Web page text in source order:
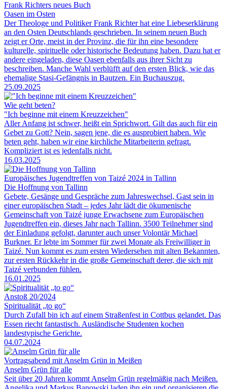
Frank Richters neues Buch
Oasen im Osten
Der Theologe und Politiker Frank Richter hat eine Liebeserklärung
an den Osten Deutschlands geschrieben. In seinem neuen Buch
zeigt er Orte, meist in der Provinz, die für ihn eine besondere
kulturelle, spirituelle oder historische Bedeutung haben. Dazu hat er
andere eingeladen, diese Oasen ebenfalls aus ihrer Sicht zu
beschreiben. Manche Wahl verblüfft auf den ersten Blick, wie das
ehemalige Stasi-Gefängnis in Bautzen. Ein Buchauszug.
25.09.2025
Wie geht beten?
"Ich beginne mit einem Kreuzzeichen"
Aller Anfang ist schwer, heißt ein Sprichwort. Gilt das auch für ein
Gebet zu Gott? Nein, sagen jene, die es ausprobiert haben. Wie
beten geht, haben wir eine kirchliche Mitarbeiterin gefragt.
Kompliziert ist es jedenfalls nicht.
16.03.2025
Europäisches Jugendtreffen von Taizé 2024 in Tallinn
Die Hoffnung von Tallinn
Gebete, Gesänge und Gespräche zum Jahreswechsel, Gast sein in
einer europäischen Stadt – jedes Jahr lädt die ökumenische
Gemeinschaft von Taizé junge Erwachsene zum Europäischen
Jugendtreffen ein, dieses Jahr nach Tallinn. 3500 Teilnehmer sind
der Einladung gefolgt, darunter auch unser Volontär Michael
Burkner. Er lebte im Sommer für zwei Monate als Freiwilliger in
Taizé. Nun kommt es zum ersten Wiedersehen mit alten Bekannten,
zur ersten Rückkehr in die große Gemeinschaft derer, die sich mit
Taizé verbunden fühlen.
16.01.2025
Anstoß 20/2024
Spiritualität „to go“
Durch Zufall bin ich auf einem Straßenfest in Cottbus gelandet. Das
Essen riecht fantastisch. Ausländische Studenten kochen
landestypische Gerichte.
04.07.2024
Vortragsabend mit Anselm Grün in Meißen
Anselm Grün für alle
Seit über 20 Jahren kommt Anselm Grün regelmäßig nach Meißen.